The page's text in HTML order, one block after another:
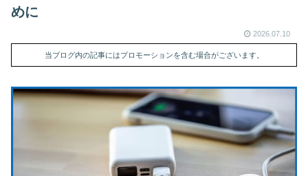
めに
2026.07.10
当ブログ内の記事にはプロモーションを含む場合がございます。